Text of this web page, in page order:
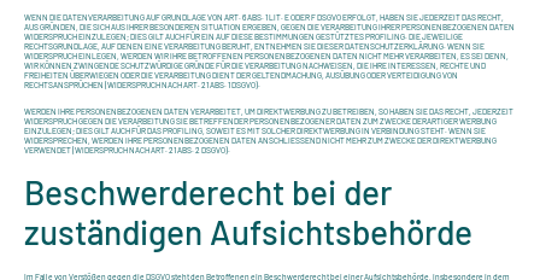
WENN DIE DATENVERARBEITUNG AUF GRUNDLAGE VON ART. 6 ABS. 1 LIT. E ODER F DSGVO ERFOLGT, HABEN SIE JEDERZEIT DAS RECHT,
AUS GRÜNDEN, DIE SICH AUS IHRER BESONDEREN SITUATION ERGEBEN, GEGEN DIE VERARBEITUNG IHRER PERSONENBEZOGENEN DATEN
WIDERSPRUCH EINZULEGEN; DIES GILT AUCH FÜR EIN AUF DIESE BESTIMMUNGEN GESTÜTZTES PROFILING. DIE JEWEILIGE
RECHTSGRUNDLAGE, AUF DENEN EINE VERARBEITUNG BERUHT, ENTNEHMEN SIE DIESER DATENSCHUTZERKLÄRUNG. WENN SIE
WIDERSPRUCH EINLEGEN, WERDEN WIR IHRE BETROFFENEN PERSONENBEZOGENEN DATEN NICHT MEHR VERARBEITEN, ES SEI DENN,
WIR KÖNNEN ZWINGENDE SCHUTZWÜRDIGE GRÜNDE FÜR DIE VERARBEITUNG NACHWEISEN, DIE IHRE INTERESSEN, RECHTE UND
FREIHEITEN ÜBERWIEGEN ODER DIE VERARBEITUNG DIENT DER GELTENDMACHUNG, AUSÜBUNG ODER VERTEIDIGUNG VON
RECHTSANSPRÜCHEN (WIDERSPRUCH NACH ART. 21 ABS. 1 DSGVO).
WERDEN IHRE PERSONENBEZOGENEN DATEN VERARBEITET, UM DIREKTWERBUNG ZU BETREIBEN, SO HABEN SIE DAS RECHT, JEDERZEIT
WIDERSPRUCH GEGEN DIE VERARBEITUNG SIE BETREFFENDER PERSONENBEZOGENER DATEN ZUM ZWECKE DERARTIGER WERBUNG
EINZULEGEN; DIES GILT AUCH FÜR DAS PROFILING, SOWEIT ES MIT SOLCHER DIREKTWERBUNG IN VERBINDUNG STEHT. WENN SIE
WIDERSPRECHEN, WERDEN IHRE PERSONENBEZOGENEN DATEN ANSCHLIESSEND NICHT MEHR ZUM ZWECKE DER DIREKTWERBUNG
VERWENDET (WIDERSPRUCH NACH ART. 21 ABS. 2 DSGVO).
Beschwerde­recht bei der
zuständigen Aufsichts­behörde
Im Falle von Verstößen gegen die DSGVO steht den Betroffenen ein Beschwerderecht bei einer Aufsichtsbehörde, insbesondere in dem